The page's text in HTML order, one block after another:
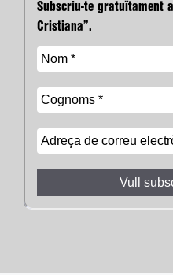
Subscriu-te gratuïtament
Cristiana”.